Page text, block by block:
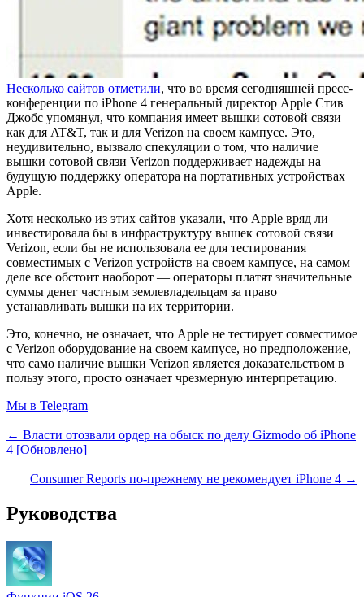
Несколько сайтов отметили, что во время сегодняшней пресс-
конференции по iPhone 4 генеральный директор Apple Стив
Джобс упомянул, что компания имеет вышки сотовой связи
как для AT&T, так и для Verizon на своем кампусе. Это,
неудивительно, вызвало спекуляции о том, что наличие
вышки сотовой связи Verizon поддерживает надежды на
будущую поддержку оператора на портативных устройствах
Apple.
Хотя несколько из этих сайтов указали, что Apple вряд ли
инвестировала бы в инфраструктуру вышек сотовой связи
Verizon, если бы не использовала ее для тестирования
совместимых с Verizon устройств на своем кампусе, на самом
деле все обстоит наоборот — операторы платят значительные
суммы денег частным землевладельцам за право
устанавливать вышки на их территории.
Это, конечно, не означает, что Apple не тестирует совместимое
с Verizon оборудование на своем кампусе, но предположение,
что само наличие вышки Verizon является доказательством в
пользу этого, просто означает чрезмерную интерпретацию.
Мы в Telegram
← Власти отозвали ордер на обыск по делу Gizmodo об iPhone
4 [Обновлено]
Consumer Reports по-прежнему не рекомендует iPhone 4 →
Руководства